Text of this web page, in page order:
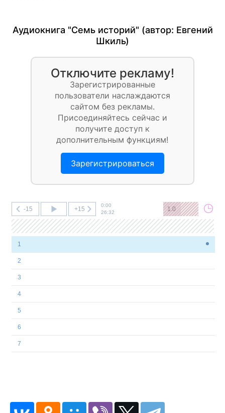
Аудиокнига "Семь историй" (автор: Евгений
Шкиль)
Отключите рекламу!
Зарегистрированные
пользователи наслаждаются
сайтом без рекламы.
Присоединяйтесь сейчас и
получите доступ к
дополнительным функциям!
Зарегистрироваться
-15 +15
0:00
26:32
1.0
1
2
3
4
5
6
7